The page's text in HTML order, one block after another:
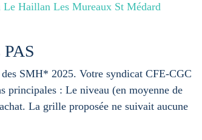
Haillan Les Mureaux St Médard
SMH* 2025. Votre syndicat CFE-CGC
principales : Le niveau (en moyenne de
La grille proposée ne suivait aucune